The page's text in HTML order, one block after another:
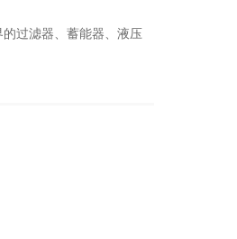
过滤器、 蓄能器 、液压